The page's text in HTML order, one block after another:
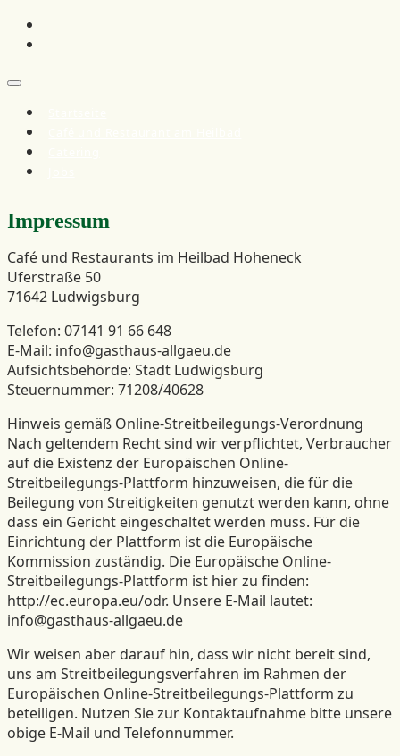
Skip
Die Adresse für die feine Küche
Impressum
Café und Restaurants im Heilbad Hoheneck
Uferstraße 50
71642 Ludwigsburg
Telefon: 07141 91 66 648
E-Mail: info@gasthaus-allgaeu.de
Aufsichtsbehörde: Stadt Ludwigsburg
Steuernummer: 71208/40628
Hinweis gemäß Online-Streitbeilegungs-Verordnung
Nach geltendem Recht sind wir verpflichtet, Verbraucher
auf die Existenz der Europäischen Online-
Streitbeilegungs-Plattform hinzuweisen, die für die
Beilegung von Streitigkeiten genutzt werden kann, ohne
dass ein Gericht eingeschaltet werden muss. Für die
Einrichtung der Plattform ist die Europäische
Kommission zuständig. Die Europäische Online-
Streitbeilegungs-Plattform ist hier zu finden:
http://ec.europa.eu/odr. Unsere E-Mail lautet:
info@gasthaus-allgaeu.de
Wir weisen aber darauf hin, dass wir nicht bereit sind,
uns am Streitbeilegungsverfahren im Rahmen der
Europäischen Online-Streitbeilegungs-Plattform zu
beteiligen. Nutzen Sie zur Kontaktaufnahme bitte unsere
obige E-Mail und Telefonnummer.